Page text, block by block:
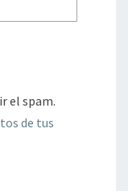
el spam.
de tus